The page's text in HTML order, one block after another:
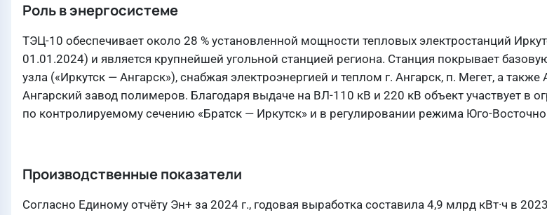
Роль в энергосистеме
ТЭЦ-10 обеспечивает около 28 % установленной мощности тепловых электростанций
01.01.2024) и является крупнейшей угольной станцией региона. Станция покрывает
узла («Иркутск — Ангарск»), снабжая электроэнергией и теплом г. Ангарск, п. Мегет, а
Ангарский завод полимеров. Благодаря выдаче на ВЛ-110 кВ и 220 кВ объект участвует в
по контролируемому сечению «Братск — Иркутск» и в регулировании режима Юго-
Производственные показатели
Согласно Единому отчёту Эн+ за 2024 г., годовая выработка составила 4,9 млрд кВт·ч в